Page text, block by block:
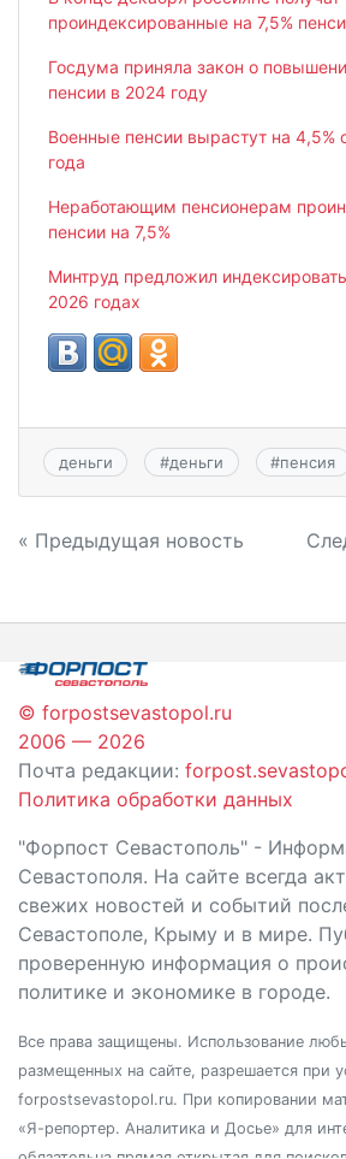
проиндексированные на 7,5%
Госдума приняла закон о
пенсии в 2024 году
Военные пенсии вырастут на 4,5%
года
Неработающим пенсионерам
пенсии на 7,5%
Минтруд предложил
2026 годах
деньги #деньги #пенсия
Навигация
записям
« Предыдущая новость
© forpostsevastopol.ru
2006 — 2026
Почта редакции:
Политика обработки данных
"Форпост Севастополь" -
Севастополя. На сайте всегда
свежих новостей и событий
Севастополе, Крыму и в мире.
проверенную информация о
политике и экономике в городе.
Все права защищены. Использование
размещенных на сайте, разрешается при
forpostsevastopol.ru. При копировании
«Я-репортер. Аналитика и Досье» для